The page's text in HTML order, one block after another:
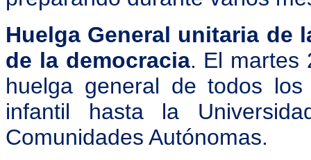
Huelga General unitaria de
de la democracia. El martes
huelga general de todos
infantil hasta la
Comunidades Autónomas.